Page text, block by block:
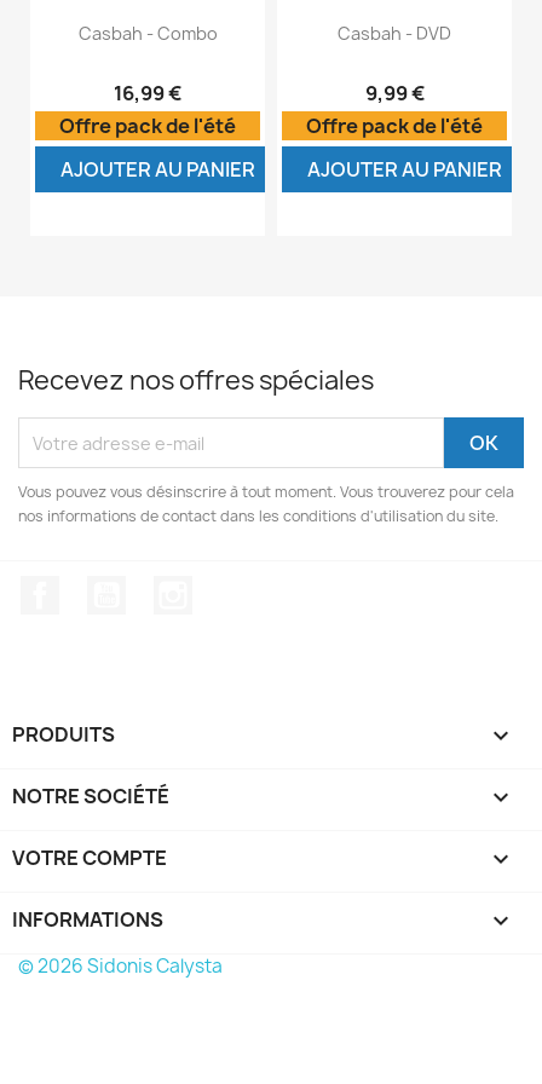
Casbah - Combo
16,99 €
Offre pack de l'été
AJOUTER AU PANIER
Casbah - DVD
9,99 €
Offre pack de l'été
AJOUTER AU PANIER
Recevez nos offres spéciales
Vous pouvez vous désinscrire à tout moment. Vous trouverez pour cela
nos informations de contact dans les conditions d'utilisation du site.
PRODUITS 
NOTRE SOCIÉTÉ 
VOTRE COMPTE 
INFORMATIONS keyboard_arrow_down
© 2026 Sidonis Calysta